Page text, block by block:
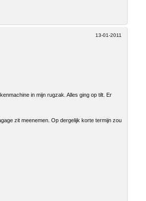
13-01-2011
in mijn rugzak. Alles ging op tilt. Er
zit meenemen. Op dergelijk korte termijn zou